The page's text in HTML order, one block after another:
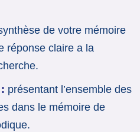
de votre mémoire
réponse claire a la
présentant l’ensemble des
dans le mémoire de